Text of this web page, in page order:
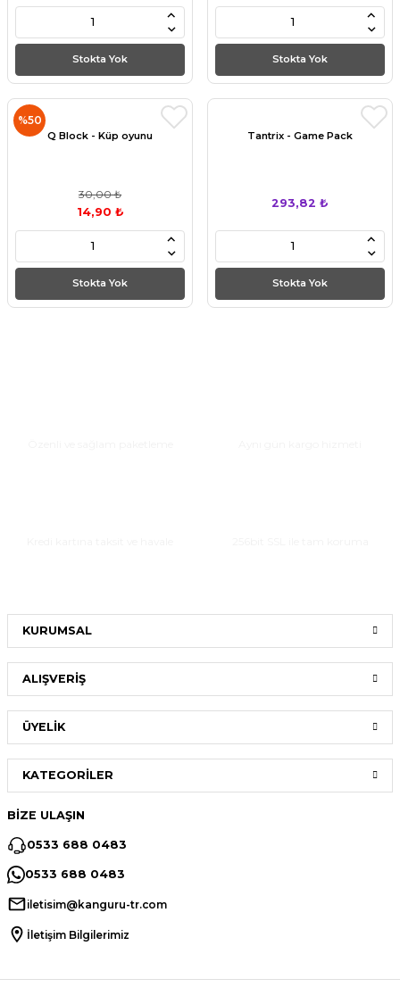
Stokta Yok Stokta Yok
%50
Q Block - Küp oyunu
30,00 ₺
14,90 ₺
Stokta Yok
Tantrix - Game Pack
293,82 ₺
Stokta Yok
KURUMSAL
ALIŞVERİŞ
ÜYELİK
KATEGORİLER
BİZE ULAŞIN
0533 688 0483
0533 688 0483
iletisim@kanguru-tr.com
İletişim Bilgilerimiz